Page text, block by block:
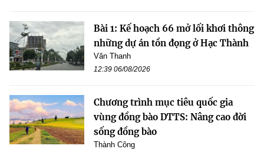
Bài 1: Kế hoạch 66 mở lối khơi thông
những dự án tồn đọng ở Hạc Thành
Văn Thanh
12:39 06/08/2026
Chương trình mục tiêu quốc gia
vùng đồng bào DTTS: Nâng cao đời
sống đồng bào
Thành Công